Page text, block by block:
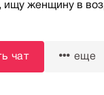
ищу женщину в
чат еще